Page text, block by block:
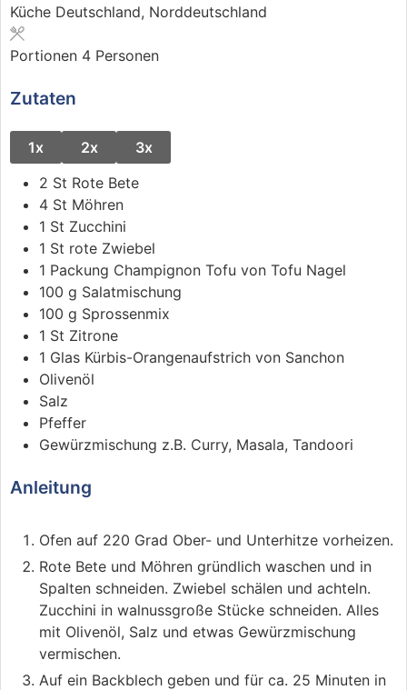
Küche Deutschland, Norddeutschland
Portionen 4 Personen
Zutaten
1x 2x
3x
2 St Rote Bete
4 St Möhren
1 St Zucchini
1 St rote Zwiebel
1 Packung Champignon Tofu von Tofu Nagel
100 g Salatmischung
100 g Sprossenmix
1 St Zitrone
1 Glas Kürbis-Orangenaufstrich von Sanchon
Olivenöl
Salz
Pfeffer
Gewürzmischung z.B. Curry, Masala, Tandoori
Anleitung
Ofen auf 220 Grad Ober- und Unterhitze vorheizen.
Rote Bete und Möhren gründlich waschen und in
Spalten schneiden. Zwiebel schälen und achteln.
Zucchini in walnussgroße Stücke schneiden. Alles
mit Olivenöl, Salz und etwas Gewürzmischung
vermischen.
Auf ein Backblech geben und für ca. 25 Minuten in